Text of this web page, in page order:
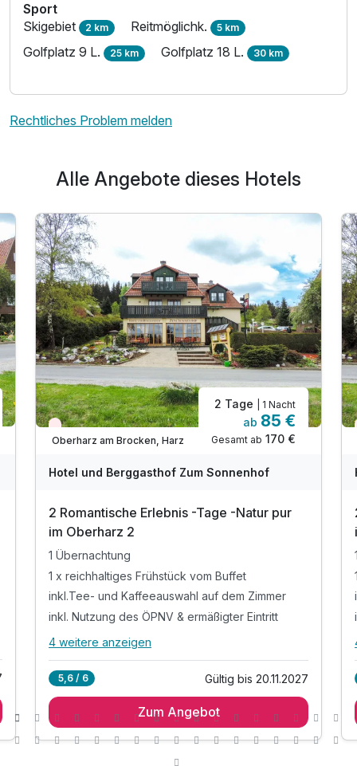
Sport
Skigebiet 2 km Reitmöglichk. 5 km
Golfplatz 9 L. 25 km Golfplatz 18 L. 30 km
Rechtliches Problem melden
Alle Angebote dieses Hotels
Aktuell ausgebucht
Oberharz am Brocken, Harz
2 Tage | 1 Nacht
ab 85 €
Gesamt ab 170 €
Hotel und Berggasthof Zum Sonnenhof
2 Romantische Erlebnis -Tage -Natur pur
im Oberharz 2
1 Übernachtung
1 x reichhaltiges Frühstück vom Buffet
inkl.Tee- und Kaffeeauswahl auf dem Zimmer
inkl. Nutzung des ÖPNV & ermäßigter Eintritt
Alle Inklusivleistungen
1 x reichhaltiges Frühstück vom Buffet
4 weitere anzeigen
5,6 / 6 Gültig bis 20.11.2027
Zum Angebot